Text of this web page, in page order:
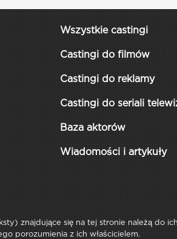
Wszystkie castingi
Castingi do filmów
Castingi do reklamy
Castingi do seriali
Baza aktorów
Wiadomości i artykuły
znajdujące się na tej stronie należą do
porozumienia z ich właścicielem.